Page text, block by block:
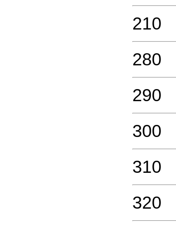
210
280
290
300
310
320